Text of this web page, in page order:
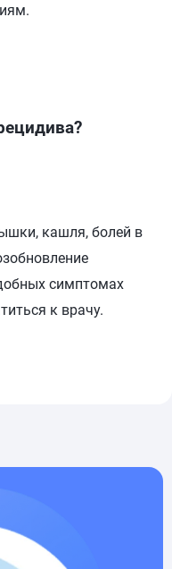
кашля, болей в
симптомах
к врачу.